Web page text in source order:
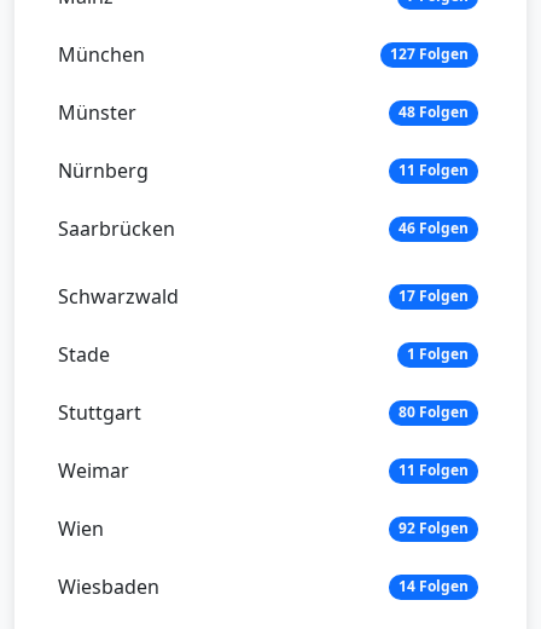
München 127 Folgen
Münster 48 Folgen
Nürnberg 11 Folgen
Saarbrücken 46 Folgen
Schwarzwald 17 Folgen
Stade 1 Folgen
Stuttgart 80 Folgen
Weimar 11 Folgen
Wien 92 Folgen
Wiesbaden 14 Folgen